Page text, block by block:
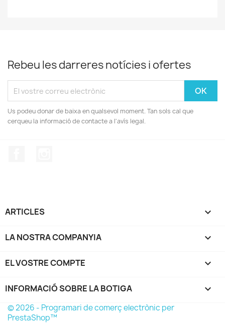
Rebeu les darreres notícies i ofertes
Us podeu donar de baixa en qualsevol moment. Tan sols cal que
cerqueu la informació de contacte a l'avís legal.
ARTICLES 
LA NOSTRA COMPANYIA 
EL VOSTRE COMPTE 
INFORMACIÓ SOBRE LA BOTIGA keyboard_arrow_down
© 2026 - Programari de comerç electrònic per
PrestaShop™